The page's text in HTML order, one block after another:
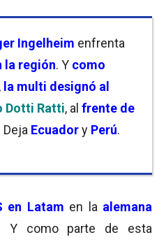
Ingelheim enfrenta
la región. Y como
, la multi designó al
Dotti Ratti, al frente de
Deja Ecuadory Perú.
en Latam en la alemana
Y como parte de esta